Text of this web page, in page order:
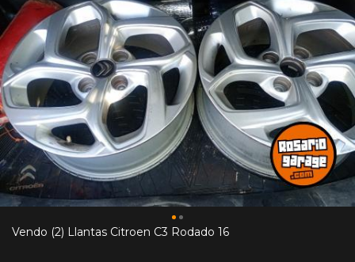
Vendo (2) Llantas Citroen C3 Rodado 16